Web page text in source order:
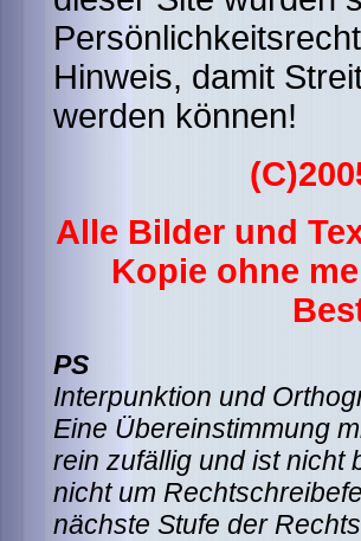
Hinweis, damit
werden können!
Alle Bilder und
Kopie ohne
PS
Interpunktion und
Eine Übereinstimmung
rein zufällig und ist nicht
nicht um
nächste Stufe der